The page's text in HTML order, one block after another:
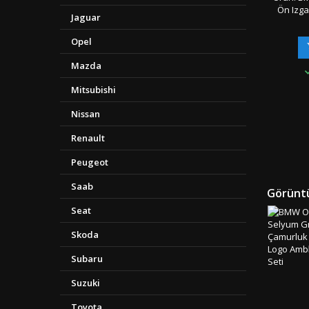
Jaguar
Opel
Mazda
Mitsubishi
Nissan
Renault
Peugeot
Saab
Seat
Skoda
Subaru
Suzuki
Ön
Seti
OEM